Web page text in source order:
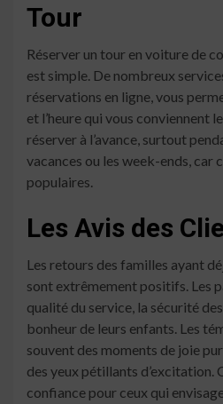
Tour
Réserver un tour en voiture de
est simple. De nombreux
réservations en ligne, vous
et l’heure qui vous conviennent
réserver à l’avance, surtout
vacances ou les week-ends, car
populaires.
Les Avis des
Les retours des familles ayant
sont extrêmement positifs. Les
qualité du service, la sécurité
bonheur de leurs enfants. Les
souvent des moments de joie
des yeux pétillants d’excitation.
confiance pour ceux qui